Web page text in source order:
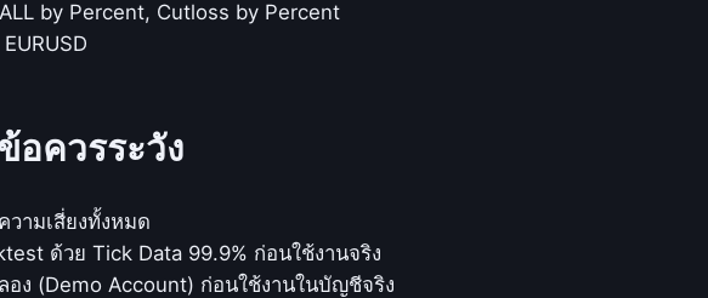
g
by Percent, Cutloss by Percent
EURUSD
อควรระวัง
ามเสี่ยงทั้งหมด
ด้วย Tick Data 99.9% ก่อนใช้งานจริง
ง (Demo Account) ก่อนใช้งานในบัญชีจริง